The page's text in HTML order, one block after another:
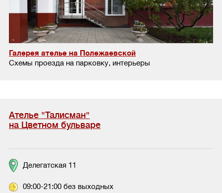
Галерея ателье на Полежаевской
Схемы проезда на парковку, интерьеры
Ателье "Талисман"
на Цветном бульваре
Делегатская 11
09:00-21:00 без выходных